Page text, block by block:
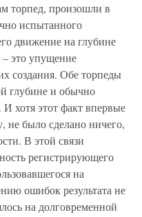
торпед, произошли в
испытанного
движение на глубине
это упущение
создания. Обе торпеды
глубине и обычно
хотя этот факт впервые
не было сделано ничего,
В этой связи
регистрирующего
на
ошибок результата не
на долговременной